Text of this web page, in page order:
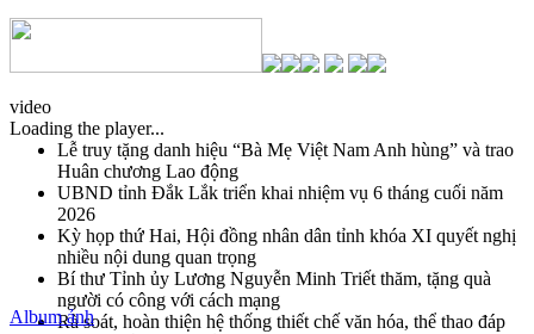
video
Loading the player...
Lễ truy tặng danh hiệu “Bà Mẹ Việt Nam Anh hùng” và trao
Huân chương Lao động
UBND tỉnh Đắk Lắk triển khai nhiệm vụ 6 tháng cuối năm
2026
Kỳ họp thứ Hai, Hội đồng nhân dân tỉnh khóa XI quyết nghị
nhiều nội dung quan trọng
Bí thư Tỉnh ủy Lương Nguyễn Minh Triết thăm, tặng quà
người có công với cách mạng
Rà soát, hoàn thiện hệ thống thiết chế văn hóa, thể thao đáp
Album ảnh